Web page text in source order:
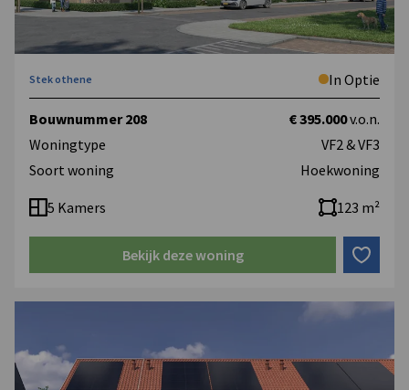
Stek othene In Optie
Bouwnummer 208 € 395.000v.o.n.
Woningtype
VF2 & VF3
Soort woning
Hoekwoning
5 Kamers 123 m²
Bekijk deze woning